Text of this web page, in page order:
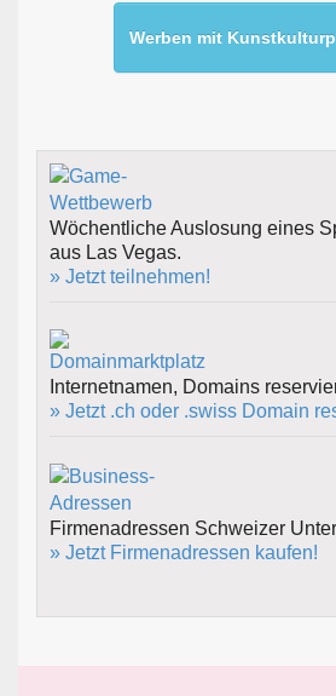
Werben mit
Wöchentliche Auslosung eines
aus Las Vegas.
» Jetzt teilnehmen!
Internetnamen, Domains
» Jetzt .ch oder .swiss Domain
Firmenadressen Schweizer
» Jetzt Firmenadressen kaufen!